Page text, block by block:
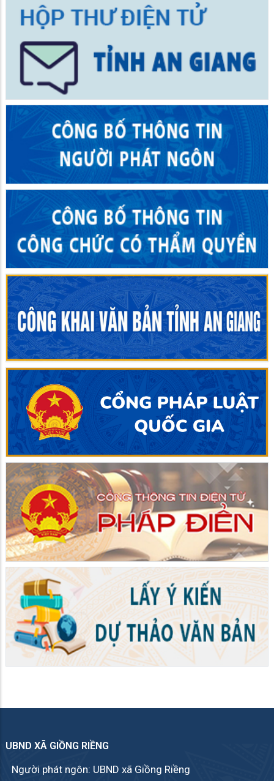
Trường THCS và THPT Bàn Tân Định tổng kết năm học 2025
– 2026 và tri ân trưởng thành của học sinh khối 12
28/05/2026
Đồng chí Danh Phúc dự kỳ họp HĐND xã Giồng Riềng lần
thứ Tư (kỳ họp Thường lệ giữa năm 2026) (07 nghị quyết
đã được thông qua tại kỳ họp)
UBND xã Giồng Riềng họp thành viên UBND xã thường kỳ
tháng 7 năm 2026 (Mở rộng)
Chủ tịch UBND xã Giồng Riềng thăm, tặng quà gia đình
chính sách nhân kỷ niệm Ngày Thương binh - Liệt sĩ
Lễ dâng hương, thắp nến tri ân các Anh hùng liệt sĩ nhân kỷ
niệm 79 năm Ngày Thương binh - Liệt sĩ
Chủ tịch HĐND xã Giồng Riềng thăm, tặng quà gia đình
chính sách nhân kỷ niệm Ngày Thương binh - Liệt sĩ